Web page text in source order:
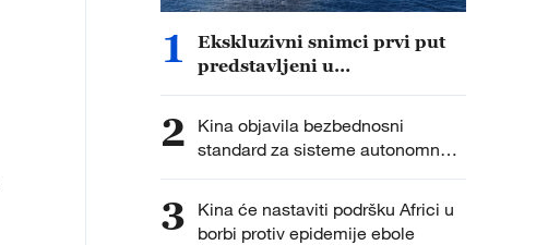
1
Ekskluzivni snimci prvi put
predstavljeni u
2
Kina objavila bezbednosni
standard za sisteme autonomne
vožnje
3
Kina će nastaviti podršku Africi u
borbi protiv epidemije ebole